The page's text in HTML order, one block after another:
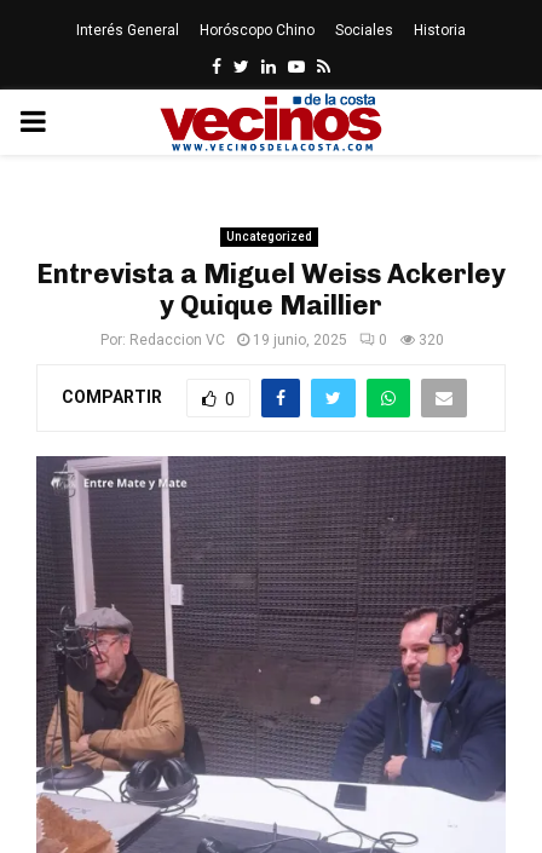
Interés General Horóscopo Chino Sociales Historia
Facebook
Twitter
LinkedinYoutube
Rss
PRIMARY
Uncategorized
Entrevista a Miguel Weiss Ackerley
y Quique Maillier
Por: Redaccion VC 19 junio, 2025 0 320
COMPARTIR 0